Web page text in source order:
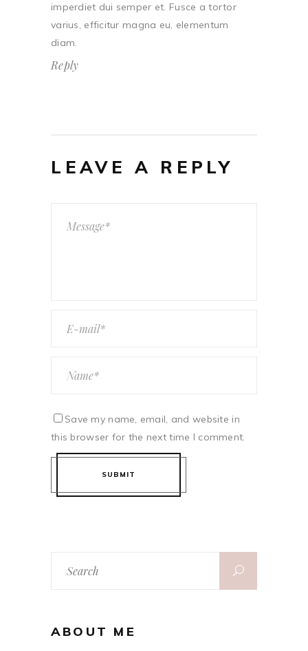
imperdiet dui semper et. Fusce a tortor
varius, efficitur magna eu, elementum
diam.
Reply
LEAVE A REPLY
Save my name, email, and website in
this browser for the next time I comment.
SUBMIT
ABOUT ME